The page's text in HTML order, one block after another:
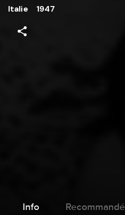
Italie
1947
Info Recommandé